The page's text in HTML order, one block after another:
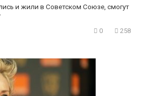
и жили в Советском Союзе, смогут
0 258